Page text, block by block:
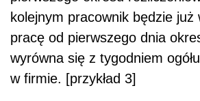
kolejnym pracownik będzie już
pracę od pierwszego dnia
wyrówna się z tygodniem
w firmie. [przykład 3]